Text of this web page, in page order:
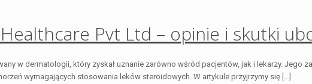
Pvt Ltd – opinie i skutki
w dermatologii, który zyskał uznanie zarówno wśród pacjentów, jak i lekarzy. Jego
wymagających stosowania leków steroidowych. W artykule przyjrzymy się […]